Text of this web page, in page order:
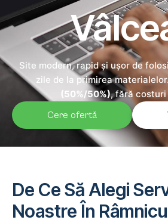
Site modern, rapid și ușor de
zile de la primirea materialelor.
(50%/50%), fără costuri
Cere ofertă
De Ce Să Alegi
Noastre În